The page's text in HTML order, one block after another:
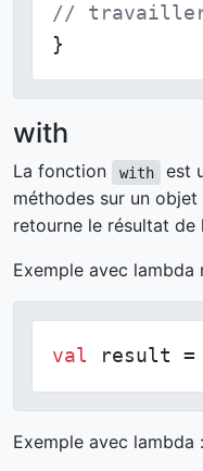
// travailler
}
with
La fonction with
est
méthodes sur un
retourne le résultat de
Exemple avec lambda
val result =
Exemple avec lambda :